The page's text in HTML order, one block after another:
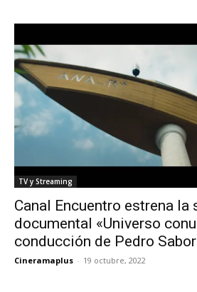
TV y Streaming
Canal Encuentro estrena la
documental «Universo
conducción de Pedro
Cineramaplus - 19 octubre, 2022